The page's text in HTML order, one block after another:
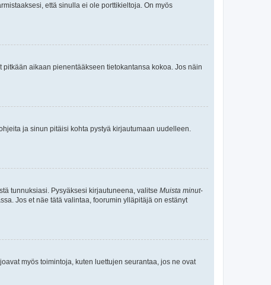
että sinulla ei ole porttikieltoja. On myös
aikaan pienentääkseen tietokantansa kokoa. Jos näin
ohjeita ja sinun pitäisi kohta pystyä kirjautumaan uudelleen.
tunnuksiasi. Pysyäksesi kirjautuneena, valitse Muista minut-
Jos et näe tätä valintaa, foorumin ylläpitäjä on estänyt
myös toimintoja, kuten luettujen seurantaa, jos ne ovat